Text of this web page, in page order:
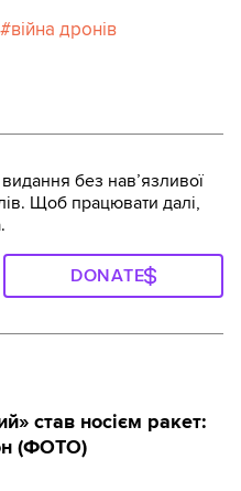
війна дронів
без навʼязливої
Щоб працювати далі,
DONATE
став носієм ракет:
(ФОТО)